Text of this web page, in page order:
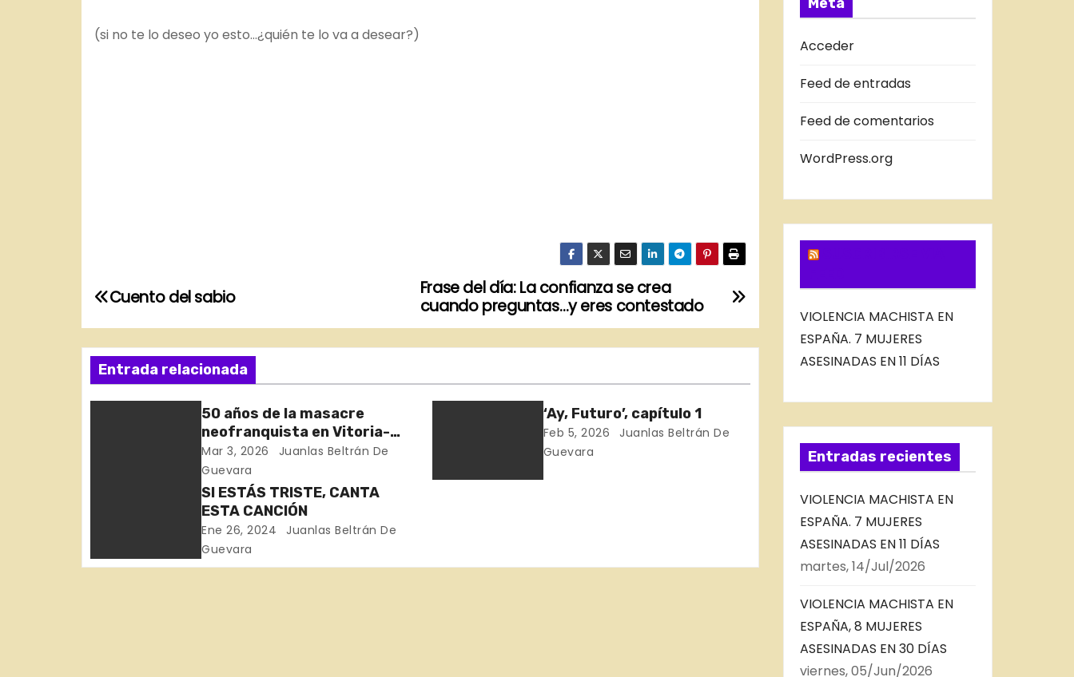
(si no te lo deseo yo esto…¿quién te lo va a desear?)
N
a
v
e
ó
Frase del día: La confianza se crea
cuando preguntas…y eres contestado
Cuento del sabio
Entrada relacionada
50 años de la masacre
neofranquista en Vitoria-
Gasteiz
Mar 3, 2026
Juanlas Beltrán De
Guevara
‘Ay, Futuro’, capítulo 1
Feb 5, 2026
Juanlas Beltrán De
Guevara
SI ESTÁS TRISTE, CANTA
ESTA CANCIÓN
Ene 26, 2024
Juanlas Beltrán De
Guevara
D
A
D
B
O
G
Acceder
Feed de entradas
Feed de comentarios
WordPress.org
VIOLENCIA MACHISTA EN
ESPAÑA. 7 MUJERES
ASESINADAS EN 11 DÍAS
Entradas recientes
VIOLENCIA MACHISTA EN
ESPAÑA. 7 MUJERES
ASESINADAS EN 11 DÍAS
martes, 14/Jul/2026
VIOLENCIA MACHISTA EN
ESPAÑA, 8 MUJERES
ASESINADAS EN 30 DÍAS
viernes, 05/Jun/2026